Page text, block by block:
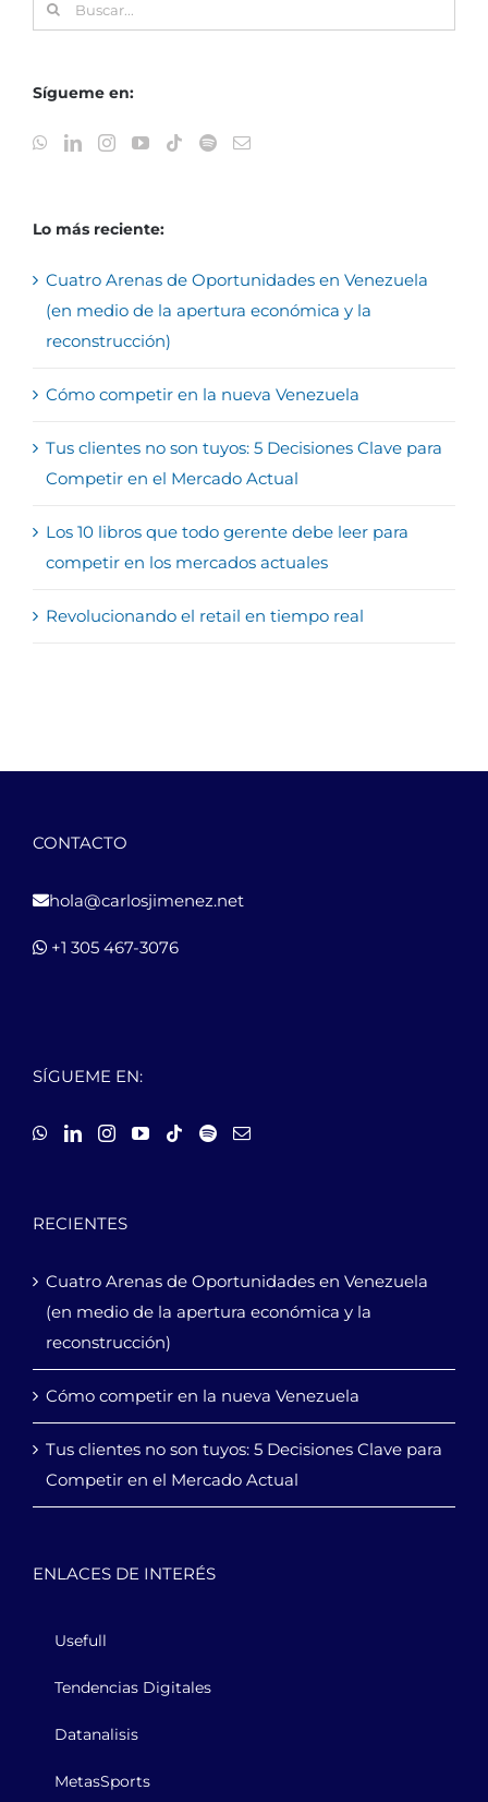
Sígueme en:
Lo más reciente:
Cuatro Arenas de Oportunidades en Venezuela
(en medio de la apertura económica y la
reconstrucción)
Cómo competir en la nueva Venezuela
Tus clientes no son tuyos: 5 Decisiones Clave para
Competir en el Mercado Actual
Los 10 libros que todo gerente debe leer para
competir en los mercados actuales
Revolucionando el retail en tiempo real
CONTACTO
hola@carlosjimenez.net
+1 305 467-3076
SÍGUEME EN:
RECIENTES
Cuatro Arenas de Oportunidades en Venezuela
(en medio de la apertura económica y la
reconstrucción)
Cómo competir en la nueva Venezuela
Tus clientes no son tuyos: 5 Decisiones Clave para
Competir en el Mercado Actual
ENLACES DE INTERÉS
Usefull
Tendencias Digitales
Datanalisis
MetasSports